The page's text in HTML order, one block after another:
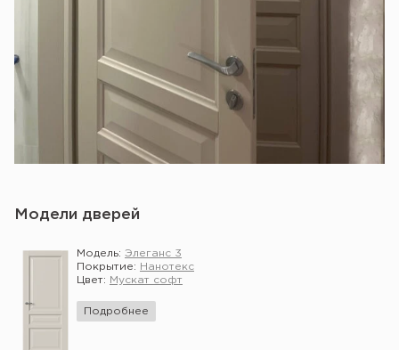
Модели дверей
Модель: Элеганс 3
Покрытие:
Нанотекс
Цвет:
Мускат софт
Подробнее